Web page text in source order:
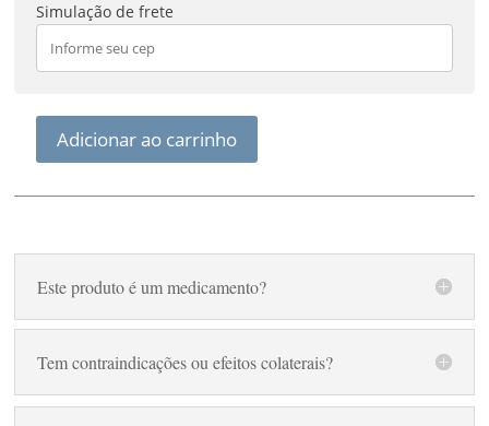
Simulação de frete
Anergiflan
quantidade
Adicionar ao carrinho
Este produto é um medicamento?
Tem contraindicações ou efeitos colaterais?